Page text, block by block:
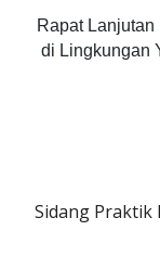
Rapat
di Lingkungan
Sidang Praktik